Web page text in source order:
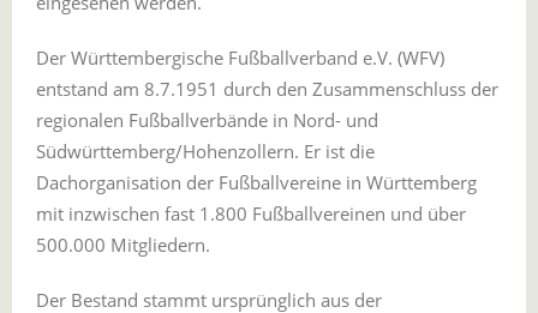
Der Württembergische Fußballverband e.V. (WFV)
entstand am 8.7.1951 durch den Zusammenschluss der
regionalen Fußballverbände in Nord- und
Südwürttemberg/Hohenzollern. Er ist die
Dachorganisation der Fußballvereine in Württemberg
mit inzwischen fast 1.800 Fußballvereinen und über
500.000 Mitgliedern.
Der Bestand stammt ursprünglich aus der